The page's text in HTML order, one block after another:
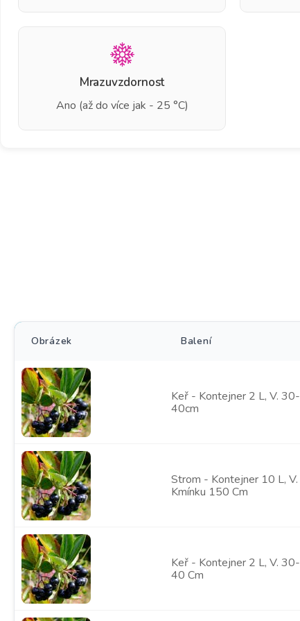
Mrazuvzdornost
Ano (až do více jak - 25 °C)
Obrázek Balení
Keř - Kontejner 2 L, V. 30-
40cm
Strom - Kontejner 10 L, V.
Kmínku 150 Cm
Keř - Kontejner 2 L, V. 30-
40 Cm